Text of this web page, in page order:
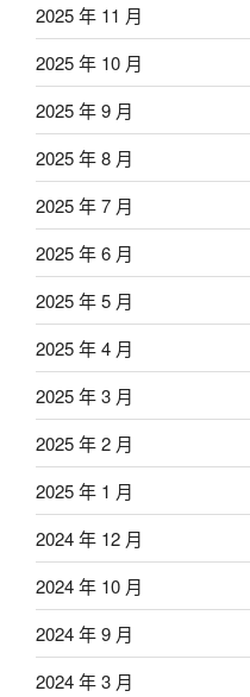
2025 年 11 月
2025 年 10 月
2025 年 9 月
2025 年 8 月
2025 年 7 月
2025 年 6 月
2025 年 5 月
2025 年 4 月
2025 年 3 月
2025 年 2 月
2025 年 1 月
2024 年 12 月
2024 年 10 月
2024 年 9 月
2024 年 3 月